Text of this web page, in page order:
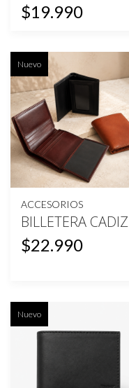
$19.990
Nuevo
ACCESORIOS
BILLETERA CADIZ
$22.990
Nuevo